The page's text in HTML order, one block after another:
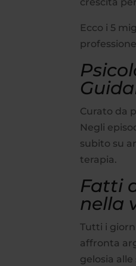
Ecco i 5
Curato da
Negli
subito su
terapia.
Fatti
nella
Tutti i
affronta
gelosia